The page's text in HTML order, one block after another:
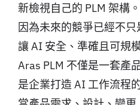
新檢視自己的 PLM 架構。
因為未來的競爭已經不
讓 AI 安全、準確且可規
Aras PLM 不僅是一套產
是企業打造 AI 工作流程